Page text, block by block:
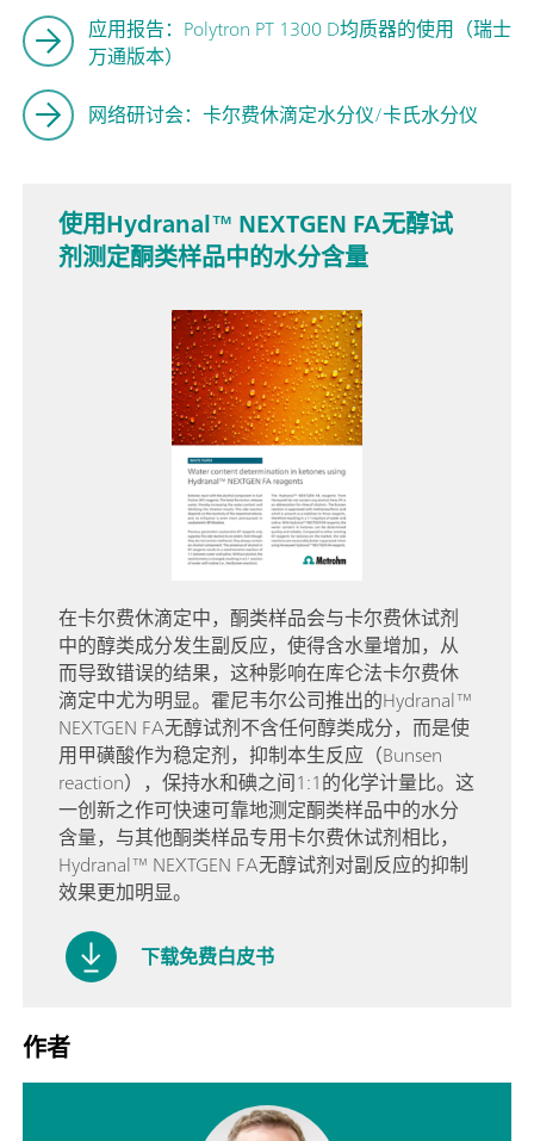
应用报告：Polytron PT 1300 D均质器的使用（瑞士
万通版本）
网络研讨会：卡尔费休滴定水分仪/卡氏水分仪
使用Hydranal™ NEXTGEN FA无醇试
剂测定酮类样品中的水分含量
在卡尔费休滴定中，酮类样品会与卡尔费休试剂
中的醇类成分发生副反应，使得含水量增加，从
而导致错误的结果，这种影响在库仑法卡尔费休
滴定中尤为明显。霍尼韦尔公司推出的Hydranal™
NEXTGEN FA无醇试剂不含任何醇类成分，而是使
用甲磺酸作为稳定剂，抑制本生反应（Bunsen
reaction），保持水和碘之间1:1的化学计量比。这
一创新之作可快速可靠地测定酮类样品中的水分
含量，与其他酮类样品专用卡尔费休试剂相比，
Hydranal™ NEXTGEN FA无醇试剂对副反应的抑制
效果更加明显。
下载免费白皮书
作者